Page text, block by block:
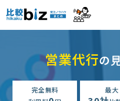
営業代行の
完全無料
最大